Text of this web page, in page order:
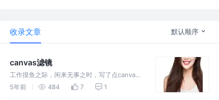
收录文章 默认顺序
canvas滤镜
工作摸鱼之际，闲来无事之时，写了点canvas
的滤镜来玩，话不多说，上效果图和源码 效果
5年前 484 7 1